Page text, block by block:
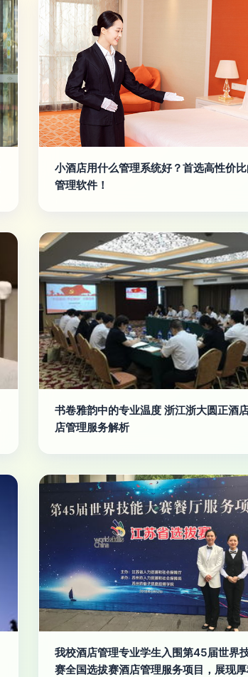
小酒店用什么管理系统好？首选高性价
管理软件！
书卷雅韵中的专业温度 浙江浙大圆正酒
店管理服务解析
我校酒店管理专业学生入围第45届世界
赛全国选拔赛酒店管理服务项目，展现